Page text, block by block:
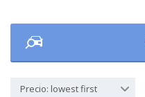
Precio: lowest first